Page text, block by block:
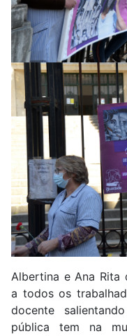
Albertina e Ana Rita
a todos os
docente
pública tem na